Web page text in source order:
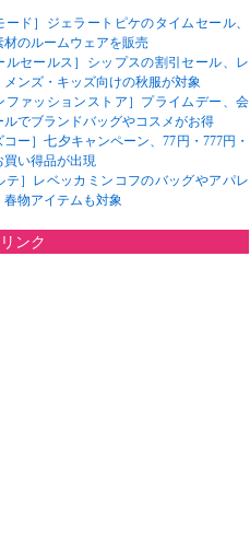
ード］ジェラートピケのタイムセール、
材のルームウェアを販売
ルセールス］シップスの割引セール、レ
メンズ・キッズ向けの秋服が対象
ファッションストア］プライムデー、会
ルでブランドバッグやコスメがお得
コー］七夕キャンペーン、77円・777円・
買い得品が出現
テ］レベッカミンコフのバッグやアパレ
春物アイテムも対象
ンク